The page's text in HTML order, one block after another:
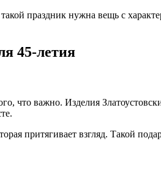
праздник нужна вещь с
45-летия
что важно. Изделия
притягивает взгляд. Такой